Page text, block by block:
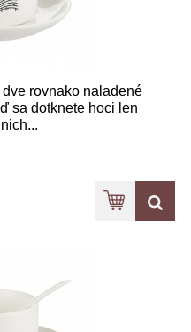
rovnako naladené
sa dotknete hoci len